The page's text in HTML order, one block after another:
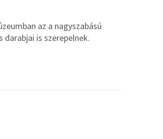
az a nagyszabású
is szerepelnek.